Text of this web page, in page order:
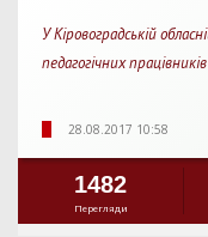
У Кіровоградській
педагогічних
28.08.2017 10:58
1482
Перегляди